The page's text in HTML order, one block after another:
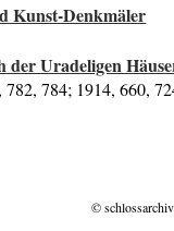
Kunst-Denkmäler
der Uradeligen
784; 1914, 660,
©